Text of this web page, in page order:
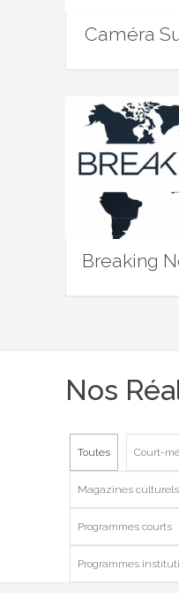
Caméra
Breaking
Nos
Toutes Court-
Magazines culturels
Programmes courts
Programmes